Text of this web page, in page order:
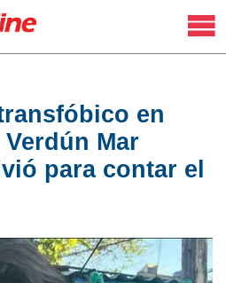
en
Mar
para contar el